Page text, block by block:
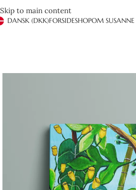
Skip to main content
DANSK (DKK)FORSIDESHOPOM SUSANNE
Det er anden gang vi handler hos
Ved henvendelse via mail får man
Henrik Jeppesen